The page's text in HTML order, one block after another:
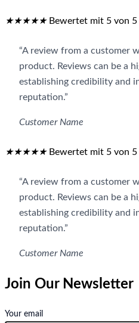
★★★★★ Bewertet mit 5 von 5
“A review from a customer
product. Reviews can be a
establishing credibility and
reputation.”
Customer Name
★★★★★ Bewertet mit 5 von 5
“A review from a customer
product. Reviews can be a
establishing credibility and
reputation.”
Customer Name
Join Our Newsletter
Your email